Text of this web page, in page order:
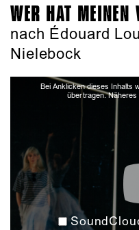
WER HAT MEINEN
nach Édouard
Nielebock
Bei Anklicken dieses Inhalts
übertragen.